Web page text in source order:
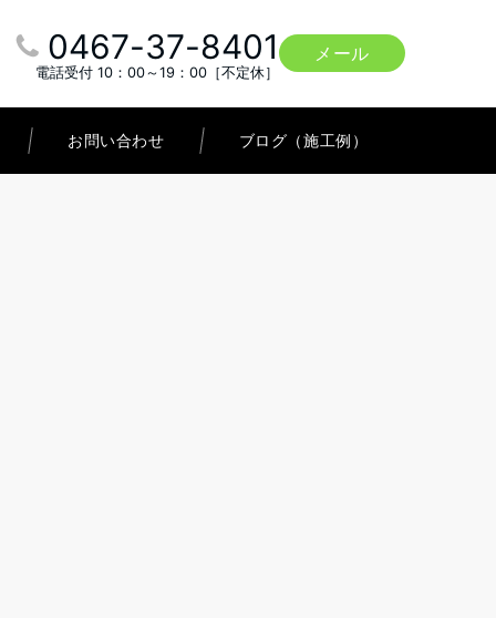
0467-37-8401
電話受付 10：00～19：00［不定休］
メール
お問い合わせ ブログ（施工例）